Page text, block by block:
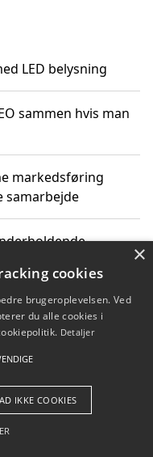
LED belysning
sammen hvis man
markedsføring
samarbejde
fremme
Aps
×
cookies
brugeroplevelsen. Ved
du alle cookies i
Detaljer
IKKE COOKIES